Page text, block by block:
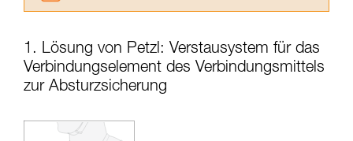
aufmerksam durch, bevor Sie diesen zu Rate
ziehen. Um diese Zusatzinformationen
verstehen zu können, müssen Sie zuerst die in
Die Beherrschung dieser Techniken setzt eine
1. Lösung von Petzl: Verstausystem für das
Verbindungselement des Verbindungsmittels
zur Absturzsicherung